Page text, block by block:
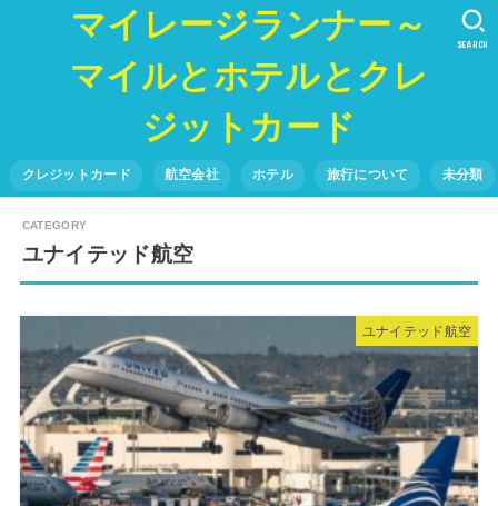
マイレージランナー～
マイルとホテルとクレ
ジットカード
クレジットカード 航空会社 ホテル 旅行について 未分類
SEARCH
ユナイテッド航空
ユナイテッド航空